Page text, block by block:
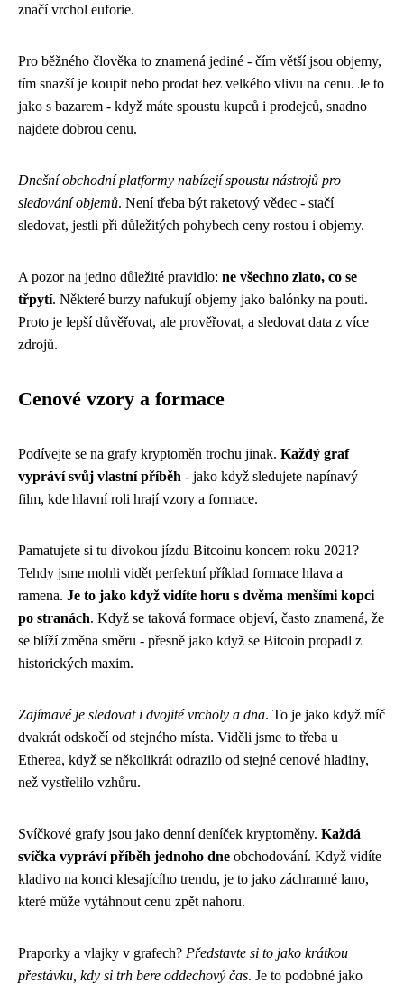
značí vrchol euforie.
Pro běžného člověka to znamená jediné - čím větší jsou objemy,
tím snazší je koupit nebo prodat bez velkého vlivu na cenu. Je to
jako s bazarem - když máte spoustu kupců i prodejců, snadno
najdete dobrou cenu.
Dnešní obchodní platformy nabízejí spoustu nástrojů pro
sledování objemů. Není třeba být raketový vědec - stačí
sledovat, jestli při důležitých pohybech ceny rostou i objemy.
A pozor na jedno důležité pravidlo: ne všechno zlato, co se
třpytí. Některé burzy nafukují objemy jako balónky na pouti.
Proto je lepší důvěřovat, ale prověřovat, a sledovat data z více
zdrojů.
Cenové vzory a formace
Podívejte se na grafy kryptoměn trochu jinak. Každý graf
vypráví svůj vlastní příběh - jako když sledujete napínavý
film, kde hlavní roli hrají vzory a formace.
Pamatujete si tu divokou jízdu Bitcoinu koncem roku 2021?
Tehdy jsme mohli vidět perfektní příklad formace hlava a
ramena. Je to jako když vidíte horu s dvěma menšími kopci
po stranách. Když se taková formace objeví, často znamená, že
se blíží změna směru - přesně jako když se Bitcoin propadl z
historických maxim.
Zajímavé je sledovat i dvojité vrcholy a dna. To je jako když míč
dvakrát odskočí od stejného místa. Viděli jsme to třeba u
Etherea, když se několikrát odrazilo od stejné cenové hladiny,
než vystřelilo vzhůru.
Svíčkové grafy jsou jako denní deníček kryptoměny. Každá
svíčka vypráví příběh jednoho dne obchodování. Když vidíte
kladivo na konci klesajícího trendu, je to jako záchranné lano,
které může vytáhnout cenu zpět nahoru.
Praporky a vlajky v grafech? Představte si to jako krátkou
přestávku, kdy si trh bere oddechový čas. Je to podobné jako